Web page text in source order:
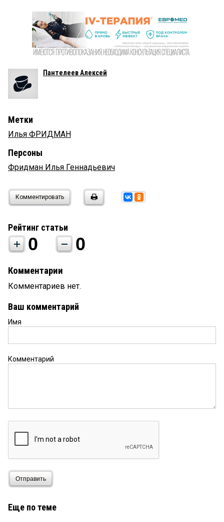
Пантелеев Алексей
Метки
Илья ФРИДМАН
Персоны
Фридман Илья Геннадьевич
Комментировать
Рейтинг статьи
0 0
Комментарии
Комментариев нет.
Ваш комментарий
Имя
Комментарий
Отправить
Еще по теме